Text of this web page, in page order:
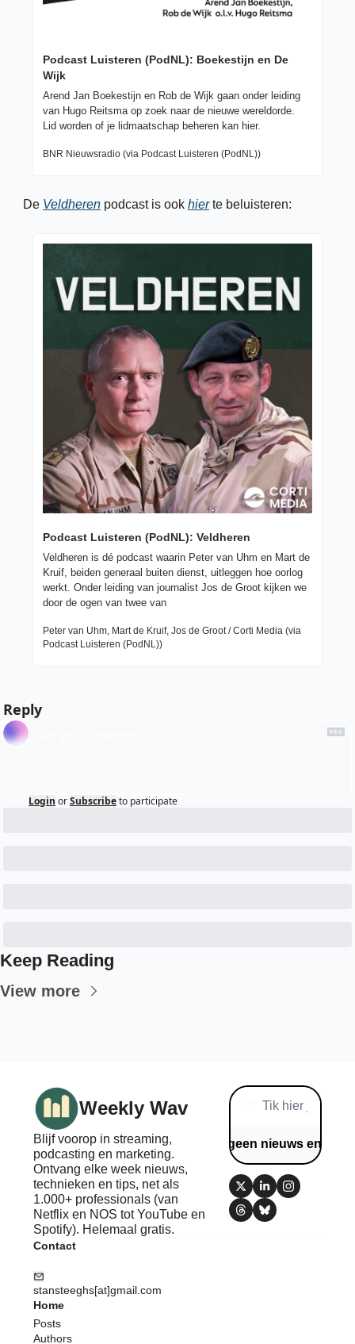
Podcast Luisteren (PodNL): Boekestijn en De
Wijk
Arend Jan Boekestijn en Rob de Wijk gaan onder leiding
van Hugo Reitsma op zoek naar de nieuwe wereldorde.
Lid worden of je lidmaatschap beheren kan hier.
BNR Nieuwsradio (via Podcast Luisteren (PodNL))
De Veldheren podcast is ook hier te beluisteren:
Podcast Luisteren (PodNL): Veldheren
Veldheren is dé podcast waarin Peter van Uhm en Mart de
Kruif, beiden generaal buiten dienst, uitleggen hoe oorlog
werkt. Onder leiding van journalist Jos de Groot kijken we
door de ogen van twee van
Peter van Uhm, Mart de Kruif, Jos de Groot / Corti Media (via
Podcast Luisteren (PodNL))
Reply
Login orSubscribeto participate
Keep Reading
View more
Weekly Wav
Blijf voorop in streaming,
podcasting en marketing.
Ontvang elke week nieuws,
technieken en tips, net als
1.000+ professionals (van
Netflix en NOS tot YouTube en
Spotify). Helemaal gratis.
Mis geen nieuws en tips
Contact
stansteeghs[at]gmail.com
Home
Posts
Authors